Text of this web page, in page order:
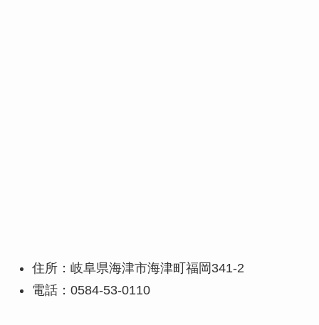
住所：岐阜県海津市海津町福岡341-2
電話：0584-53-0110